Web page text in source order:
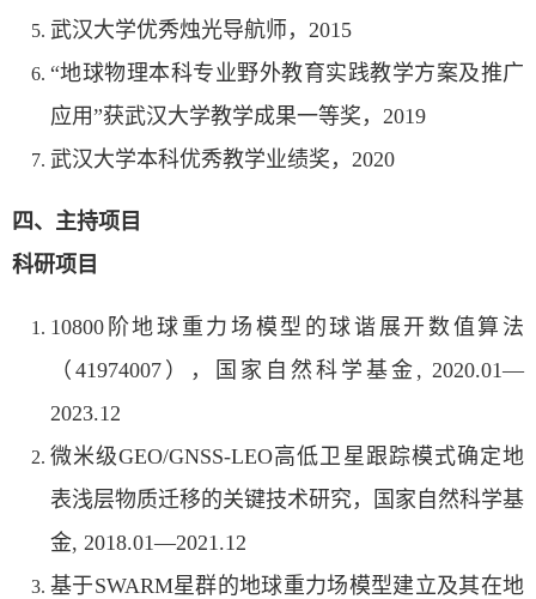
武汉大学优秀烛光导航师，2015
“地球物理本科专业野外教育实践教学方案及推广
应用”获武汉大学教学成果一等奖，2019
武汉大学本科优秀教学业绩奖，2020
四、主持项目
科研项目
10800阶地球重力场模型的球谐展开数值算法
（41974007），国家自然科学基金, 2020.01—
2023.12
微米级GEO/GNSS-LEO高低卫星跟踪模式确定地
表浅层物质迁移的关键技术研究，国家自然科学基
金, 2018.01—2021.12
基于SWARM星群的地球重力场模型建立及其在地